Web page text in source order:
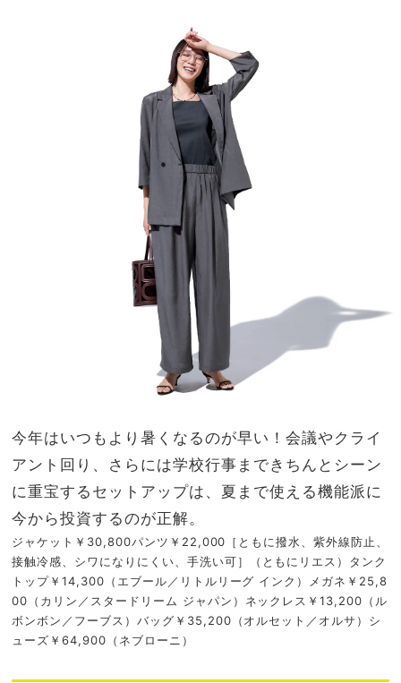
今年はいつもより暑くなるのが早い！会議やクライ
アント回り、さらには学校行事まできちんとシーン
に重宝するセットアップは、夏まで使える機能派に
今から投資するのが正解。
ジャケット￥30,800パンツ￥22,000［ともに撥水、紫外線防止、
接触冷感、シワになりにくい、手洗い可］（ともにリエス）タンク
トップ￥14,300（エブール／リトルリーグ インク）メガネ￥25,8
00（カリン／スタードリーム ジャパン）ネックレス￥13,200（ル
ボンボン／フーブス）バッグ￥35,200（オルセット／オルサ）シ
ューズ￥64,900（ネブローニ）